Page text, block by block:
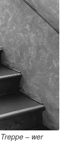
– wer